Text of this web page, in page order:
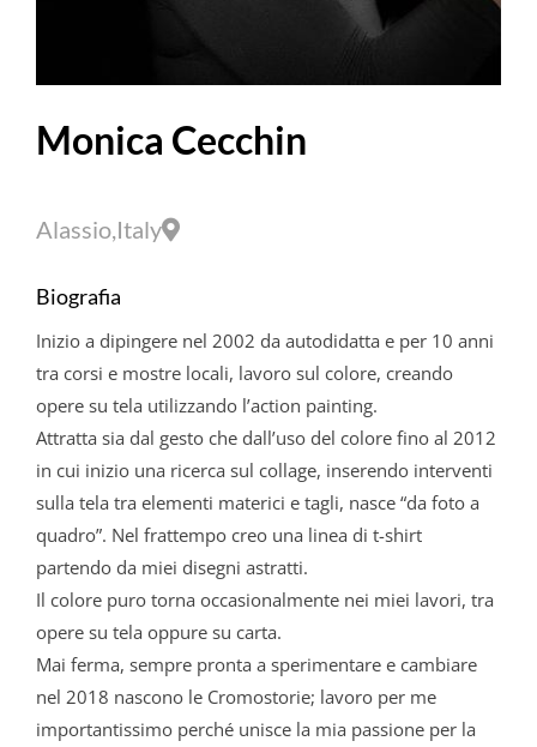
Monica Cecchin
Alassio,Italy
Biografia
Inizio a dipingere nel 2002 da autodidatta e per 10 anni
tra corsi e mostre locali, lavoro sul colore, creando
opere su tela utilizzando l’action painting.
Attratta sia dal gesto che dall’uso del colore fino al 2012
in cui inizio una ricerca sul collage, inserendo interventi
sulla tela tra elementi materici e tagli, nasce “da foto a
quadro”. Nel frattempo creo una linea di t-shirt
partendo da miei disegni astratti.
Il colore puro torna occasionalmente nei miei lavori, tra
opere su tela oppure su carta.
Mai ferma, sempre pronta a sperimentare e cambiare
nel 2018 nascono le Cromostorie; lavoro per me
importantissimo perché unisce la mia passione per la